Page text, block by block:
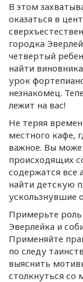
В этом
оказаться в
городка
четвертый
найти
урок
незнакомец.
лежит на вас!
Не теряя
местного кафе,
важное. Вы
происходящих
содержатся все
найти детскую
ускользнувшие
Примерьте роль
Эверлейка и
Применяйте
по следу
выяснить
столкнуться со